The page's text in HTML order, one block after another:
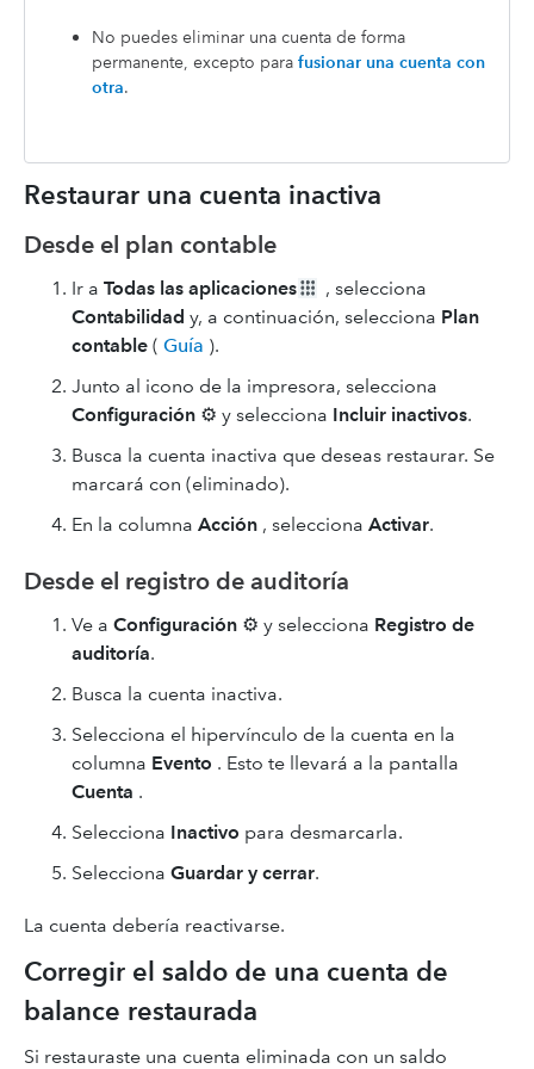
No puedes eliminar una cuenta de forma
permanente, excepto para fusionar una cuenta con
otra.
Restaurar una cuenta inactiva
Desde el plan contable
Ir a Todas las aplicaciones
, selecciona
Contabilidad y, a continuación, selecciona Plan
contable ( Guía ).
Junto al icono de la impresora, selecciona
Configuración ⚙ y selecciona Incluir inactivos.
Busca la cuenta inactiva que deseas restaurar. Se
marcará con (eliminado).
En la columna Acción , selecciona Activar.
Desde el registro de auditoría
Ve a Configuración ⚙ y selecciona Registro de
auditoría.
Busca la cuenta inactiva.
Selecciona el hipervínculo de la cuenta en la
columna Evento . Esto te llevará a la pantalla
Cuenta .
Selecciona Inactivo para desmarcarla.
Selecciona Guardar y cerrar.
La cuenta debería reactivarse.
Corregir el saldo de una cuenta de
balance restaurada
Si restauraste una cuenta eliminada con un saldo